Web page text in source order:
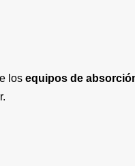
los equipos de